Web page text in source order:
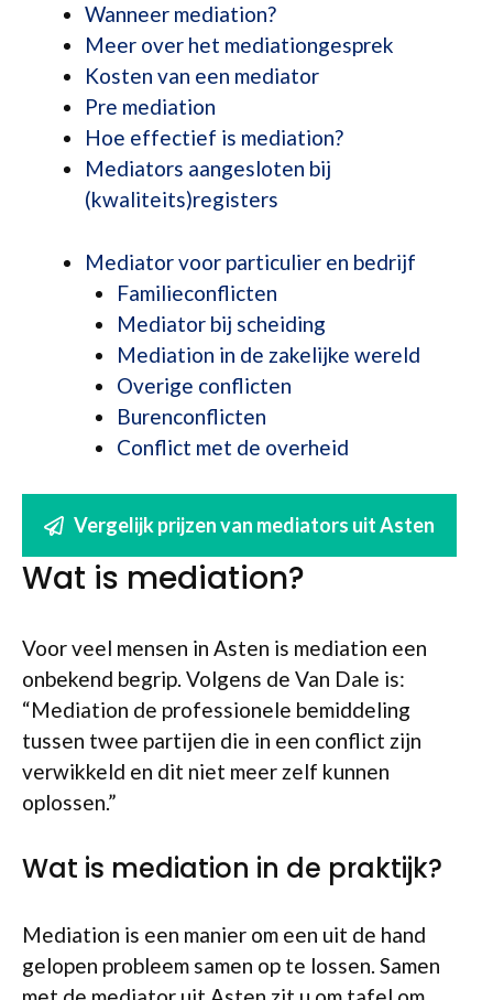
Wanneer mediation?
Meer over het mediationgesprek
Kosten van een mediator
Pre mediation
Hoe effectief is mediation?
Mediators aangesloten bij
(kwaliteits)registers
Mediator voor particulier en bedrijf
Familieconflicten
Mediator bij scheiding
Mediation in de zakelijke wereld
Overige conflicten
Burenconflicten
Conflict met de overheid
Vergelijk prijzen van mediators uit Asten
Wat is mediation?
Voor veel mensen in Asten is mediation een
onbekend begrip. Volgens de Van Dale is:
“Mediation de professionele bemiddeling
tussen twee partijen die in een conflict zijn
verwikkeld en dit niet meer zelf kunnen
oplossen.”
Wat is mediation in de praktijk?
Mediation is een manier om een uit de hand
gelopen probleem samen op te lossen. Samen